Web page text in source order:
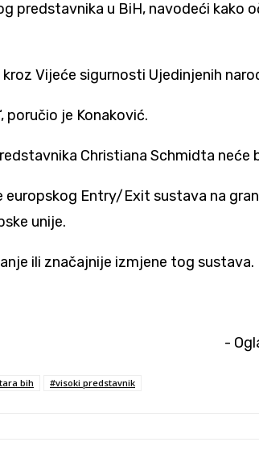
predstavnika u BiH, navodeći kako
Vijeće sigurnosti Ujedinjenih
poručio je Konaković.
Christiana Schmidta neće
europskog Entry/Exit sustava na
unije.
ili značajnije izmjene tog sustava.
-
bih #visoki predstavnik